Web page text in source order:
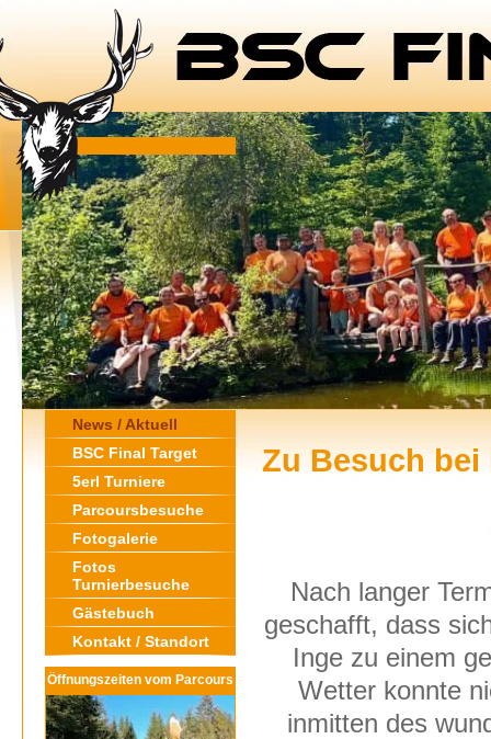
News / Aktuell
BSC Final Target
5erl Turniere
Parcoursbesuche
Fotogalerie
Fotos
Turnierbesuche
Gästebuch
Kontakt / Standort
Öffnungszeiten vom Parcours
Zu Besuch bei
Nach langer
geschafft, dass
Inge zu einem
Wetter konnte
inmitten des